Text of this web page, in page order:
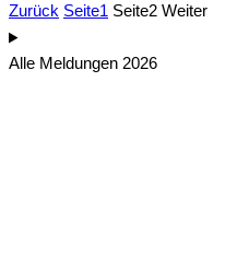
Zurück Seite1 Seite2 Weiter
Alle Meldungen 2026